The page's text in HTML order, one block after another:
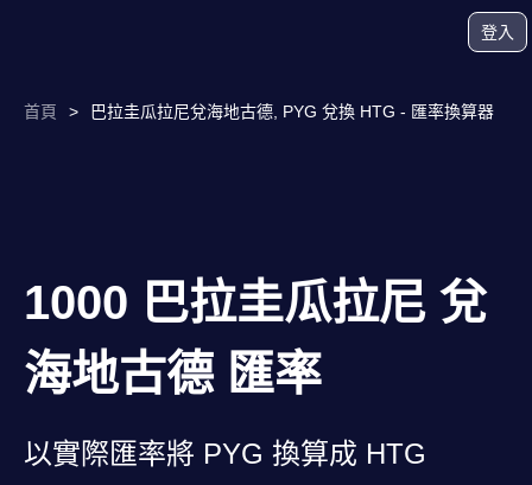
登入
首頁 > 巴拉圭瓜拉尼兌海地古德, PYG 兌換 HTG - 匯率換算器
1000 巴拉圭瓜拉尼 兌
海地古德 匯率
以實際匯率將 PYG 換算成 HTG